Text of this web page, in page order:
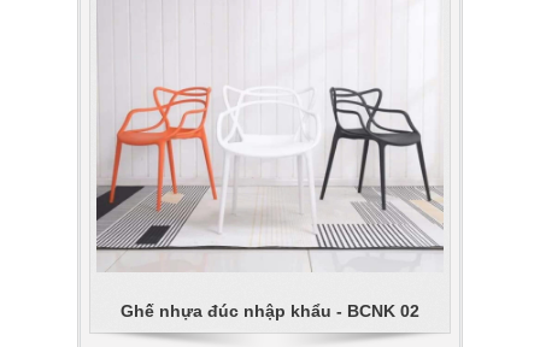
Ghế nhựa đúc nhập khẩu - BCNK 02